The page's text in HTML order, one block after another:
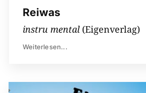
Reiwas
instru mental(Eigenverlag)
Weiterlesen...